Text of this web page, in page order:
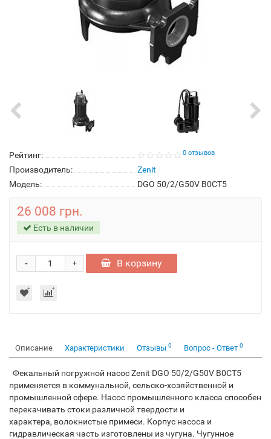
Рейтинг: 0 отзывов
Производитель:
Zenit
Модель:
DGO 50/2/G50V B0CT5
26 008 грн.
Есть в наличии
+
- В корзину
Описание Характеристики Отзывы 0 Вопрос - Ответ 0
Фекальный погружной насос Zenit DGO 50/2/G50V B0CT5
применяется в коммунальной, сельско-хозяйственной и
промышленной сфере. Насос промышленного класса способен
перекачивать стоки различной твердости и
характера, волокнистые примеси. Корпус насоса и
гидравлическая часть изготовлены из чугуна. Чугунное